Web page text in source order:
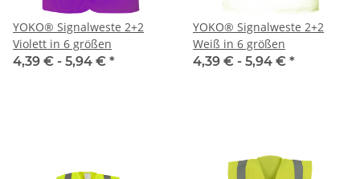
YOKO® Signalweste 2+2
Violett in 6 größen
4,39 € - 5,94 € *
YOKO® Signalweste 2+2
Weiß in 6 größen
4,39 € - 5,94 € *